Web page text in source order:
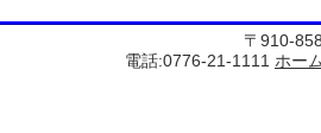
〒910-
電話:0776-21-1111 ホー